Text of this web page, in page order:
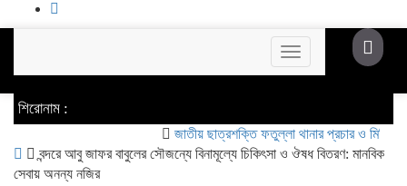
Toggle
navigation
শিরোনাম :
জাতীয় ছাত্রশক্তি ফতুল্লা থানার প্রচার ও মিডিয়া
বন্দরে আবু জাফর বাবুলের সৌজন্যে বিনামূল্যে চিকিৎসা ও ঔষধ বিতরণ: মানবিক
সেবায় অনন্য নজির